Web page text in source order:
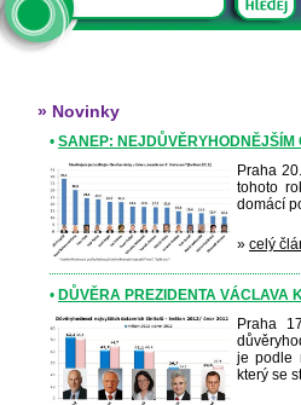
» Novinky
• SANEP: NEJDŮVĚRYHODNĚJŠÍM
Praha
tohoto
domácí
» celý
• DŮVĚRA PREZIDENTA VÁCLAVA
Praha
je podle
který se